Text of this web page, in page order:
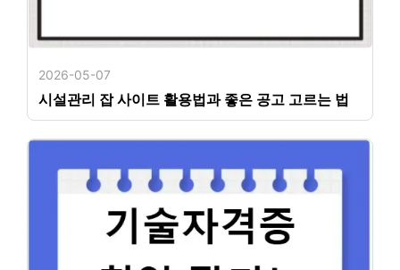
2026-05-07
시설관리 잡 사이트 활용법과 좋은 공고 고르는 법